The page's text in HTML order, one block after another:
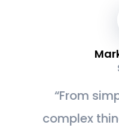
“From
complex